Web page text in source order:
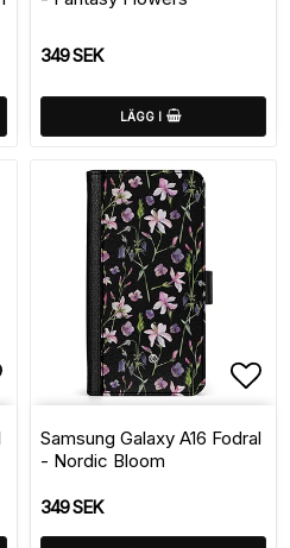
349 SEK
LÄGG I
till i favoritlistan
Samsung Galaxy A16 Fodral
- Nordic Bloom
349 SEK